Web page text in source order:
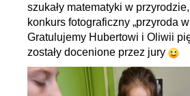
szukały matematyki w
konkurs fotograficzny „przyroda
Gratulujemy Hubertowi i Oliwii
zostały docenione przez jury